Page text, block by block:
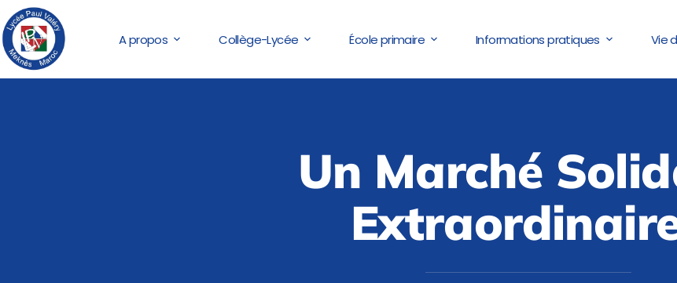
A propos Collège-Lycée École primaire Informations pratiques Vie
Un Marché